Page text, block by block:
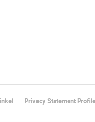
Privacy Statement